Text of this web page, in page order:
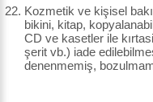
Kozmetik ve kişisel
bikini, kitap,
CD ve kasetler ile
şerit vb.) iade
denenmemiş,